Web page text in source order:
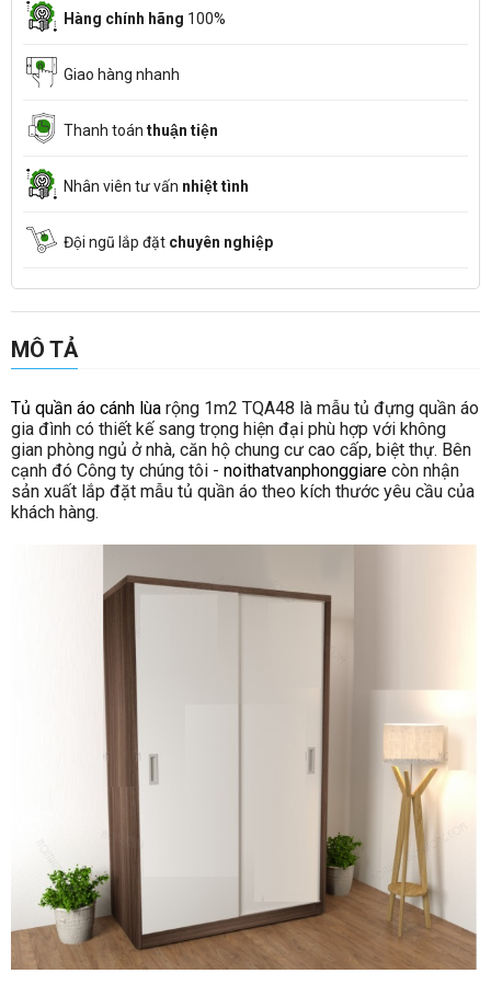
Hàng chính hãng 100%
Giao hàng nhanh
Thanh toán thuận tiện
Nhân viên tư vấn nhiệt tình
Đội ngũ lắp đặt chuyên nghiệp
MÔ TẢ
Tủ quần áo cánh lùa rộng 1m2 TQA48 là mẫu tủ đựng quần áo
gia đình có thiết kế sang trọng hiện đại phù hợp với không
gian phòng ngủ ở nhà, căn hộ chung cư cao cấp, biệt thự. Bên
cạnh đó Công ty chúng tôi - noithatvanphonggiare còn nhận
sản xuất lắp đặt mẫu tủ quần áo theo kích thước yêu cầu của
khách hàng.